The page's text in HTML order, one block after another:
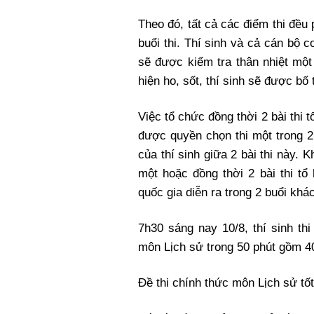
Theo đó, tất cả các điểm thi
buổi thi. Thí sinh và cả cán bộ
sẽ được kiểm tra thân nhiệt
hiện ho, sốt, thí sinh sẽ được
Việc tổ chức đồng thời 2 bài thi
được quyền chọn thi một trong
của thí sinh giữa 2 bài thi này.
một hoặc đồng thời 2 bài thi
quốc gia diễn ra trong 2 buổi
7h30 sáng nay 10/8, thí sinh
môn Lịch sử trong 50 phút gồm
Đề thi chính thức môn Lịch sử